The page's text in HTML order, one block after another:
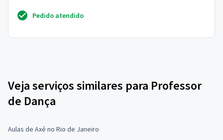
Pedido atendido
Veja serviços similares para Professor
de Dança
Aulas de Axé no Rio de Janeiro